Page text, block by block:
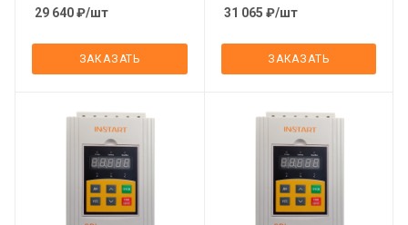
29 640₽/шт
ЗАКАЗАТЬ
31 065 ₽/шт
ЗАКАЗАТЬ